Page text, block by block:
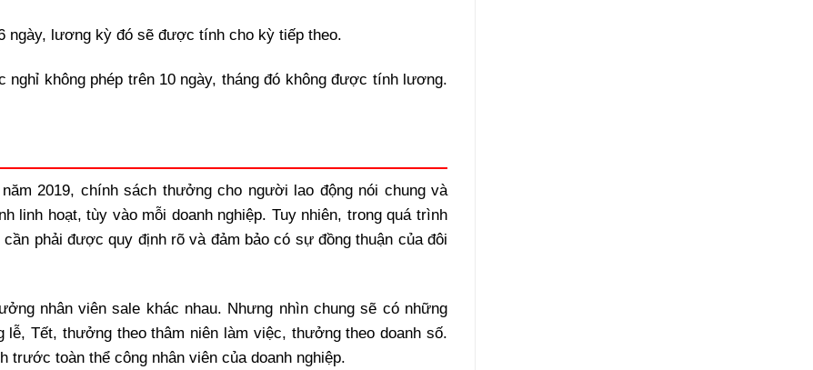
ngày, lương kỳ đó sẽ được tính cho kỳ tiếp theo.
nghỉ không phép trên 10 ngày, tháng đó không được tính lương.
2019, chính sách thưởng cho người lao động nói chung và
linh hoạt, tùy vào mỗi doanh nghiệp. Tuy nhiên, trong quá trình
phải được quy định rõ và đảm bảo có sự đồng thuận của đôi
nhân viên sale khác nhau. Nhưng nhìn chung sẽ có những
Tết, thưởng theo thâm niên làm việc, thưởng theo doanh số.
toàn thể công nhân viên của doanh nghiệp.